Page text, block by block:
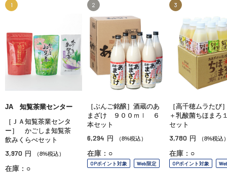
1
JA 知覧茶業センター
［ＪＡ知覧茶業センタ
ー］ かごしま知覧茶
飲みくらべセット
3,970 円 （8%税込）
在庫：○
2
［ぶんご銘醸］酒蔵のあ
まざけ ９００ｍｌ ６
本セット
6,294 円 （8%税込）
在庫：○
OPポイント対象 Web限定
3
［高千穂ムラたび
＋乳酸菌ちほまろ
セット
3,780 円 （8%税込
在庫：○
OPポイント対象